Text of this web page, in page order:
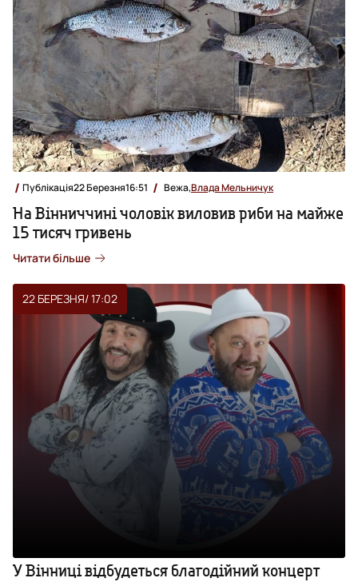
Публікація22 Березня16:51 Вежа,Влада Мельничук
На Вінниччині чоловік виловив риби на майже
15 тисяч гривень
Читати більше
22 БЕРЕЗНЯ/ 17:02
У Вінниці відбудеться благодійний концерт